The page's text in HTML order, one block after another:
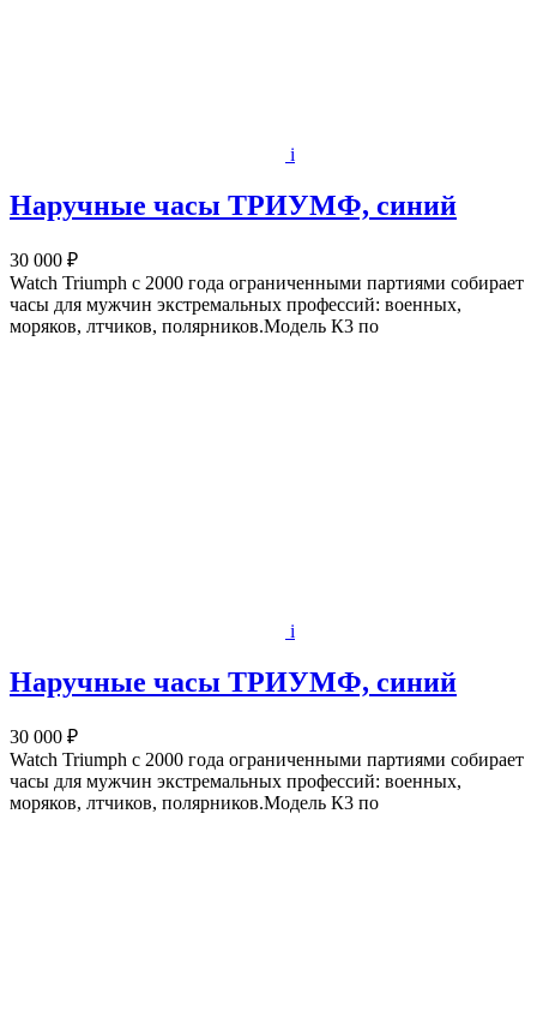
i
Наручные часы ТРИУМФ, синий
30 000 ₽
Watch Triumph с 2000 года ограниченными партиями собирает
часы для мужчин экстремальных профессий: военных,
моряков, лтчиков, полярников.Модель К3 по
i
Наручные часы ТРИУМФ, синий
30 000 ₽
Watch Triumph с 2000 года ограниченными партиями собирает
часы для мужчин экстремальных профессий: военных,
моряков, лтчиков, полярников.Модель К3 по